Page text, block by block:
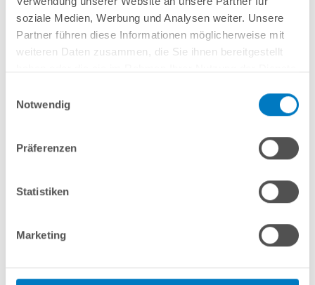
soziale Medien, Werbung und Analysen weiter. Unsere
Partner führen diese Informationen möglicherweise mit
weiteren Daten zusammen, die Sie ihnen bereitgestellt
Notwendig
Präferenzen
Statistiken
Marketing
Kurzbeschreibung
1.899,00 € *
UVP: 3.199,00 € *
Versandkostenfreie Lieferung!